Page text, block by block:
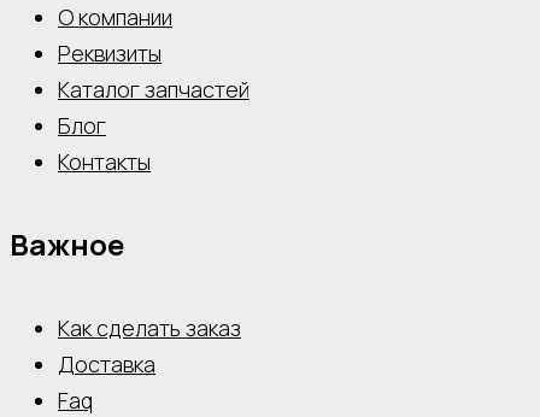
О компании
Реквизиты
Каталог запчастей
Блог
Контакты
Важное
Как сделать заказ
Доставка
Faq